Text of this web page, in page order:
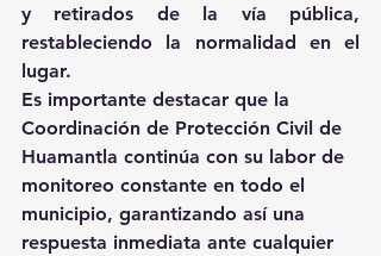
y retirados de la vía pública,
restableciendo la normalidad en el
lugar.
Es importante destacar que la
Coordinación de Protección Civil de
Huamantla continúa con su labor de
monitoreo constante en todo el
municipio, garantizando así una
respuesta inmediata ante cualquier